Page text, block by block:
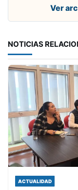
Ver
NOTICIAS
ACTUALIDAD